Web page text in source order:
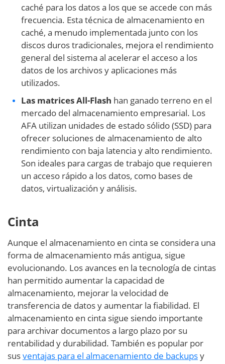
caché para los datos a los que se accede con más
frecuencia. Esta técnica de almacenamiento en
caché, a menudo implementada junto con los
discos duros tradicionales, mejora el rendimiento
general del sistema al acelerar el acceso a los
datos de los archivos y aplicaciones más
utilizados.
Las matrices All-Flash han ganado terreno en el
mercado del almacenamiento empresarial. Los
AFA utilizan unidades de estado sólido (SSD) para
ofrecer soluciones de almacenamiento de alto
rendimiento con baja latencia y alto rendimiento.
Son ideales para cargas de trabajo que requieren
un acceso rápido a los datos, como bases de
datos, virtualización y análisis.
Cinta
Aunque el almacenamiento en cinta se considera una
forma de almacenamiento más antigua, sigue
evolucionando. Los avances en la tecnología de cintas
han permitido aumentar la capacidad de
almacenamiento, mejorar la velocidad de
transferencia de datos y aumentar la fiabilidad. El
almacenamiento en cinta sigue siendo importante
para archivar documentos a largo plazo por su
rentabilidad y durabilidad. También es popular por
susventajas para el almacenamiento de backupsy